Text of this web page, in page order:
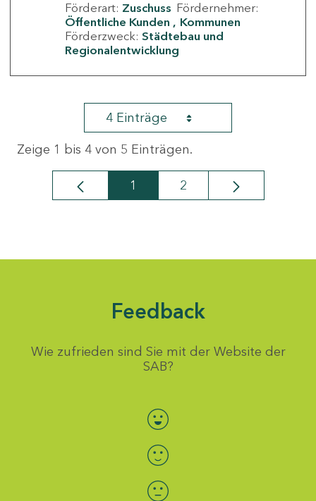
Förderart: Zuschuss Fördernehmer:
Öffentliche Kunden
Kommunen
Förderzweck: Städtebau und
Regionalentwicklung
4 Einträge
Zeige 1 bis 4 von 5 Einträgen.
Seite
1 Seite
2
Feedback
Wie zufrieden sind Sie mit der Website der
SAB?
Bewertung auswählen